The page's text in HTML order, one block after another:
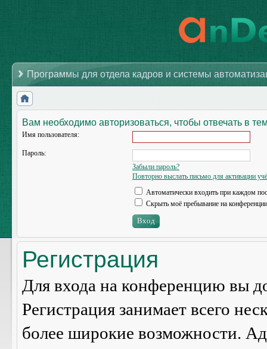
Программы для отдела кадров и системы
Вам необходимо авторизоваться, чтобы отвечать в
Имя пользователя:
Пароль:
Забыли пароль?
Повторно выслать письмо для активации
Автоматически входить при каждом
Скрыть моё пребывание на
Регистрация
Для входа на конференцию вы
Регистрация занимает всего
более широкие возможности.